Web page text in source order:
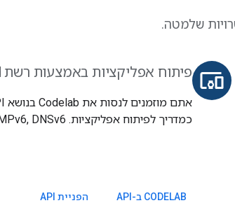
שלמטה.
devices_other פיתוח אפליקציות באמצעות רשת Thread
כמדריך לפיתוח אפליקציות. IPv6, UDP, CoAP, ICMPv6, DNSv6...זה הכול.
CODELAB ב-API הפניית API